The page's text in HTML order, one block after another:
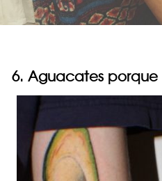
6. Aguacates porque